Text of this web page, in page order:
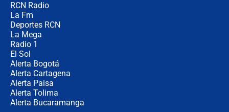
RCN Radio
La Fm
Deportes RCN
La Mega
Radio 1
El Sol
Alerta Bogotá
Alerta Cartagena
Alerta Paisa
Alerta Tolima
Alerta Bucaramanga